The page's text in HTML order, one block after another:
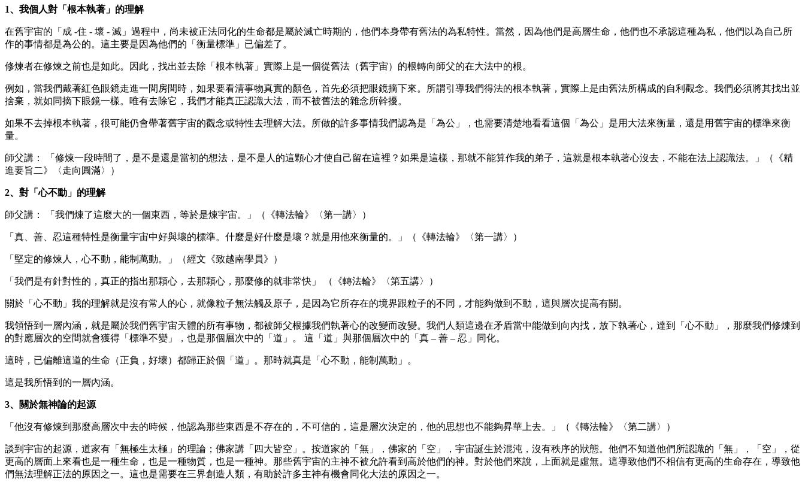
1、我個人對「根本執著」的理解
在舊宇宙的「成 -住 - 壞 - 滅」過程中，尚未被正法同化的生命都是屬於滅亡時期的，他們本身帶有舊法的為私特性。當然，因為他們是高層生命，他們也不承認這種為私，他們以為自己所
作的事情都是為公的。這主要是因為他們的「衡量標準」已偏差了。
修煉者在修煉之前也是如此。因此，找出並去除「根本執著」實際上是一個從舊法（舊宇宙）的根轉向師父的在大法中的根。
例如，當我們戴著紅色眼鏡走進一間房間時，如果要看清事物真實的顏色，首先必須把眼鏡摘下來。所謂引導我們得法的根本執著，實際上是由舊法所構成的自利觀念。我們必須將其找出並
捨棄，就如同摘下眼鏡一樣。唯有去除它，我們才能真正認識大法，而不被舊法的雜念所幹擾。
如果不去掉根本執著，很可能仍會帶著舊宇宙的觀念或特性去理解大法。所做的許多事情我們認為是「為公」，也需要清楚地看看這個「為公」是用大法來衡量，還是用舊宇宙的標準來衡
量。
師父講： 「修煉一段時間了，是不是還是當初的想法，是不是人的這顆心才使自己留在這裡？如果是這樣，那就不能算作我的弟子，這就是根本執著心沒去，不能在法上認識法。」（《精
進要旨二》〈走向圓滿〉）
2、對「心不動」的理解
師父講： 「我們煉了這麼大的一個東西，等於是煉宇宙。」（《轉法輪》〈第一講〉）
「真、善、忍這種特性是衡量宇宙中好與壞的標準。什麼是好什麼是壞？就是用他來衡量的。」（《轉法輪》〈第一講〉）
「堅定的修煉人，心不動，能制萬動。」（經文《致越南學員》）
「我們是有針對性的，真正的指出那顆心，去那顆心，那麼修的就非常快」 （《轉法輪》〈第五講〉）
關於「心不動」我的理解就是沒有常人的心，就像粒子無法觸及原子，是因為它所存在的境界跟粒子的不同，才能夠做到不動，這與層次提高有關。
我領悟到一層內涵，就是屬於我們舊宇宙天體的所有事物，都被師父根據我們執著心的改變而改變。我們人類這邊在矛盾當中能做到向內找，放下執著心，達到「心不動」，那麼我們修煉到
的對應層次的空間就會獲得「標準不變」，也是那個層次中的「道」。 這「道」與那個層次中的「真 – 善 – 忍」同化。
這時，已偏離這道的生命（正負，好壞）都歸正於個「道」。那時就真是「心不動，能制萬動」。
這是我所悟到的一層內涵。
3、關於無神論的起源
「他沒有修煉到那麼高層次中去的時候，他認為那些東西是不存在的，不可信的，這是層次決定的，他的思想也不能夠昇華上去。」（《轉法輪》〈第二講〉）
談到宇宙的起源，道家有「無極生太極」的理論；佛家講「四大皆空」。按道家的「無」，佛家的「空」，宇宙誕生於混沌，沒有秩序的狀態。他們不知道他們所認識的「無」，「空」，從
更高的層面上來看也是一種生命，也是一種物質，也是一種神。那些舊宇宙的主神不被允許看到高於他們的神。對於他們來說，上面就是虛無。這導致他們不相信有更高的生命存在，導致他
們無法理解正法的原因之一。這也是需要在三界創造人類，有助於許多主神有機會同化大法的原因之一。